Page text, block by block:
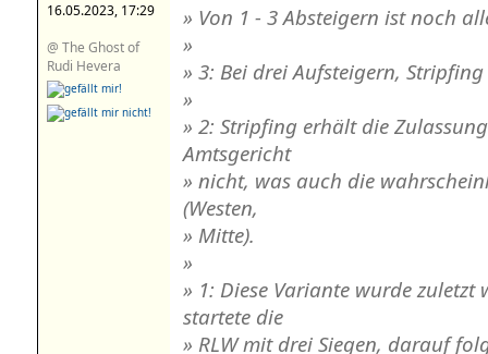
16.05.2023, 17:29
@ The Ghost of
Rudi Hevera
» Von 1 - 3 Absteigern ist noch
»
» 3: Bei drei Aufsteigern,
»
» 2: Stripfing erhält die
Amtsgericht
» nicht, was auch die
(Westen,
» Mitte).
»
» 1: Diese Variante wurde zuletzt
startete die
» RLW mit drei Siegen, darauf